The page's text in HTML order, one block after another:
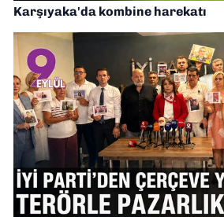
Karşıyaka'da kombine harekatı